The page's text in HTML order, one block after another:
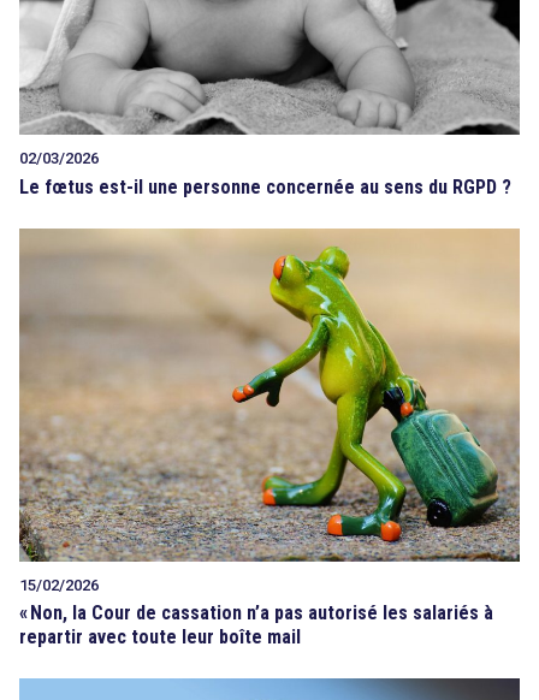
02/03/2026
Le fœtus est-il une personne concernée au sens du RGPD ?
15/02/2026
« Non, la Cour de cassation n’a pas autorisé les salariés à
repartir avec toute leur boîte mail